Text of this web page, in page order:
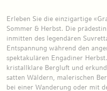
Erleben Sie die einzigartige
Sommer & Herbst. Die
inmitten des legendären
Entspannung während den
spektakulären Engadiner
kristallklare Bergluft und
satten Wäldern, malerischen
bei einer Wanderung oder mit